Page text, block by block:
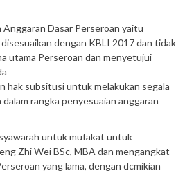
Dasar Perseroan yaitu
dengan KBLI 2017 dan tidak
utama Perseroan dan menyetujui
hak subsitusi untuk melakukan segala
rangka penyesuaian anggaran
untuk mufakat untuk
Zhi Wei BSc, MBA dan mengangkat
yang lama, dengan dcmikian